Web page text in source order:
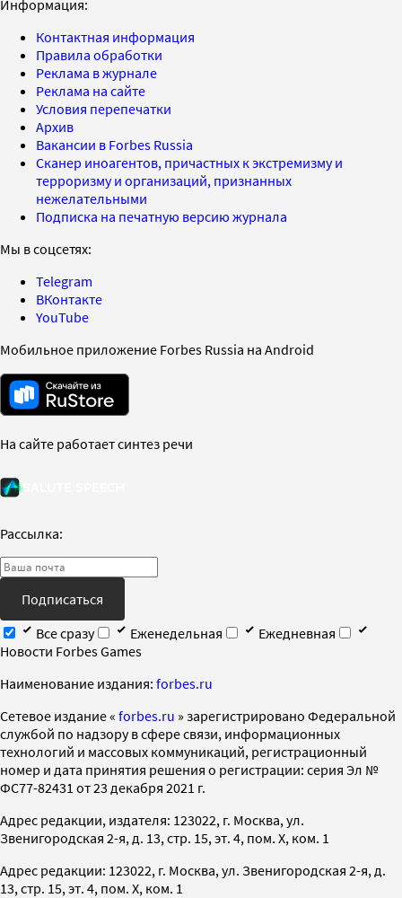
Информация:
Контактная информация
Правила обработки
Реклама в журнале
Реклама на сайте
Условия перепечатки
Архив
Вакансии в Forbes Russia
Сканер иноагентов, причастных к экстремизму и
терроризму и организаций, признанных
нежелательными
Подписка на печатную версию журнала
Мы в соцсетях:
Telegram
ВКонтакте
YouTube
Мобильное приложение Forbes Russia на Android
На сайте работает синтез речи
Рассылка:
Подписаться
Все сразу
Еженедельная
Ежедневная
Новости Forbes Games
Наименование издания: forbes.ru
Cетевое издание « forbes.ru » зарегистрировано Федеральной
службой по надзору в сфере связи, информационных
технологий и массовых коммуникаций, регистрационный
номер и дата принятия решения о регистрации: серия Эл №
ФС77-82431 от 23 декабря 2021 г.
Адрес редакции, издателя: 123022, г. Москва, ул.
Звенигородская 2-я, д. 13, стр. 15, эт. 4, пом. X, ком. 1
Адрес редакции: 123022, г. Москва, ул. Звенигородская 2-я, д.
13, стр. 15, эт. 4, пом. X, ком. 1